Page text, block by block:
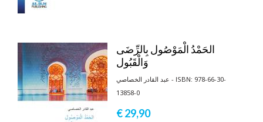
الحَمْدُ الْمَوْصُول بِالرِّضَى
وَالْقَبُول
عبد القادر الخصاصي - ISBN: 978-66-30-
13858-0
€ 29,90